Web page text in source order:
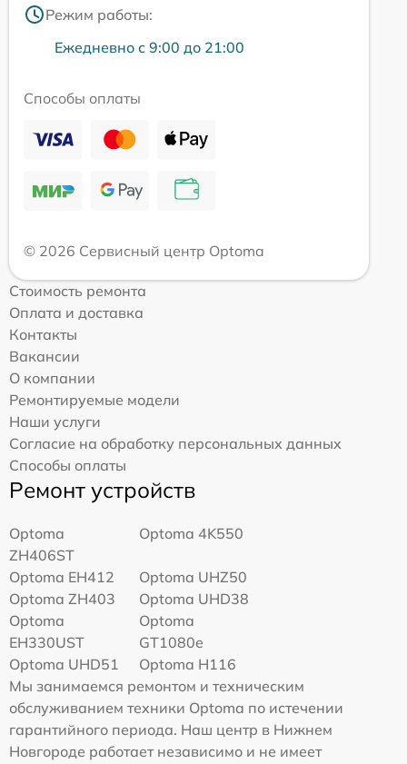
Режим работы:
Ежедневно с 9:00 до 21:00
Способы оплаты
© 2026 Сервисный центр Optoma
Стоимость ремонта
Оплата и доставка
Контакты
Вакансии
О компании
Ремонтируемые модели
Наши услуги
Согласие на обработку персональных данных
Способы оплаты
Ремонт устройств
Optoma
ZH406ST
Optoma 4K550
Optoma EH412
Optoma UHZ50
Optoma ZH403
Optoma UHD38
Optoma
EH330UST
Optoma
GT1080e
Optoma UHD51
Optoma H116
Мы занимаемся ремонтом и техническим
обслуживанием техники Optoma по истечении
гарантийного периода. Наш центр в Нижнем
Новгороде работает независимо и не имеет